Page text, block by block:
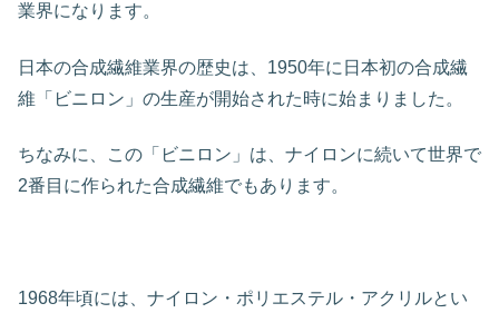
業界になります。
日本の合成繊維業界の歴史は、1950年に日本初の合成繊
維「ビニロン」の生産が開始された時に始まりました。
ちなみに、この「ビニロン」は、ナイロンに続いて世界で
2番目に作られた合成繊維でもあります。
1968年頃には、ナイロン・ポリエステル・アクリルとい